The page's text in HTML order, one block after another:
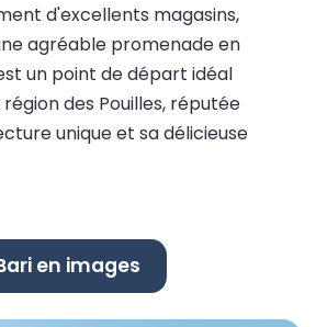
d'excellents magasins,
agréable promenade en
un point de départ idéal
des Pouilles, réputée
unique et sa délicieuse
en images